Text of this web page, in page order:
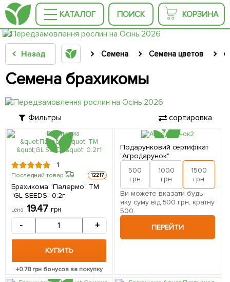
КАТАЛОГ ПОИСК КОРЗИНА
Назад Семена Семена цветов
Семена брахикомы
Фильтры сортировка
1
Последний товар 12217
Брахикома "Палермо" ТМ
"GL SEEDS" 0.2г
цена 19.47 грн
- +
КУПИТЬ
+0.78грн бонусов за покупку
Подарунковий сертифікат
"Агродарунок"
500
грн
1000
грн
1500
грн
Ви можете вказати будь-
яку суму від 500 грн, кратну
500.
ПЕРЕЙТИ